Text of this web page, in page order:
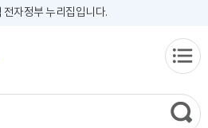
전자정부 누리집입니다.